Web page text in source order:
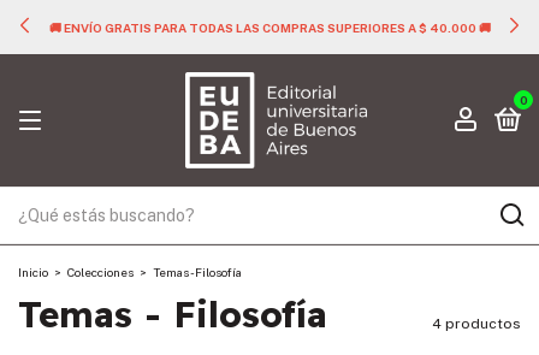
🚚 ENVÍO GRATIS PARA TODAS LAS COMPRAS SUPERIORES A $ 40.000 🚚
0
Inicio > Colecciones > Temas - Filosofía
Temas - Filosofía 4 productos